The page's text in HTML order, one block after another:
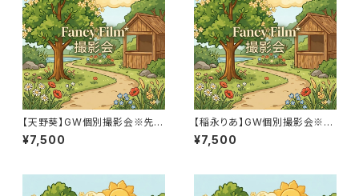
【天野葵】GW個別撮影会※先着
順
¥7,500
【稲永りあ】GW個別撮影会※先
着順
¥7,500